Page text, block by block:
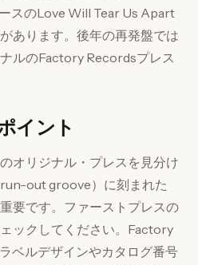
スのLove Will Tear Us Apart
あります。後年の再発盤では
ルのFactory Recordsプレス
イント
オリジナル・プレスを見分け
out groove）に刻まれた
要です。ファーストプレスの
ックしてください。Factory
ベルデザインやカタログ番号